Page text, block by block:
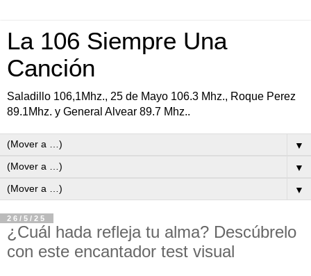
La 106 Siempre Una
Canción
Saladillo 106,1Mhz., 25 de Mayo 106.3 Mhz., Roque Perez
89.1Mhz. y General Alvear 89.7 Mhz..
▼
▼
▼
26/5/25
¿Cuál hada refleja tu alma? Descúbrelo
con este encantador test visual